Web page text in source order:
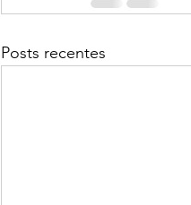
Posts recentes